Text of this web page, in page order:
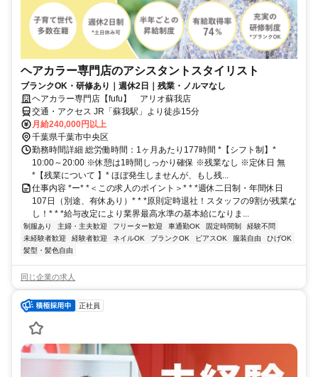
ヘアカラー専門店のアシスタントスタイリスト
ブランクOK・研修あり｜週休2日｜残業・ノルマなし
ヘアカラー専門店【fufu】 アリオ蘇我店
交通・アクセス JR「蘇我駅」より徒歩15分
月給240,000円以上
千葉県千葉市中央区
勤務時間詳細 総労働時間：1ヶ月あたり177時間 *【シフト制】*
10:00～20:00 ※休憩は1時間しっかり確保 ※残業なし ※定休日 無
*【残業について 】* ほぼ発生しませんが、もし残...
仕事内容 *ー* *＜この求人のポイント＞* * *週休二日制・年間休日
107日（別途、有休あり）* * *原則定時退社！スタッフの9割が残業な
し！* * *給与改定により業界最高水準の基本給になりま...
制服あり 主婦・主夫歓迎 フリーター歓迎 車通勤OK 固定時間制
経験不問
未経験者歓迎
経験者歓迎 ネイルOK ブランクOK ピアスOK 服装自由
ひげOK
髪型・髪色自由
同じ企業の求人
正社員